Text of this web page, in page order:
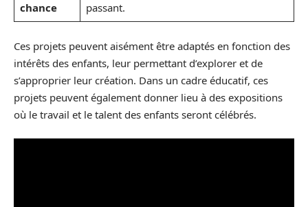
chance
passant.
Ces projets peuvent aisément être adaptés en fonction des
intérêts des enfants, leur permettant d’explorer et de
s’approprier leur création. Dans un cadre éducatif, ces
projets peuvent également donner lieu à des expositions
où le travail et le talent des enfants seront célébrés.